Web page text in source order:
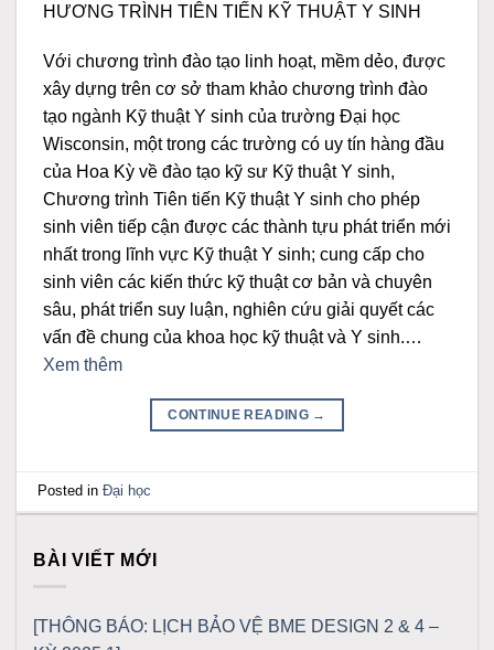
HƯƠNG TRÌNH TIÊN TIẾN KỸ THUẬT Y SINH
Với chương trình đào tạo linh hoạt, mềm dẻo, được
xây dựng trên cơ sở tham khảo chương trình đào
tạo ngành Kỹ thuật Y sinh của trường Đại học
Wisconsin, một trong các trường có uy tín hàng đầu
của Hoa Kỳ về đào tạo kỹ sư Kỹ thuật Y sinh,
Chương trình Tiên tiến Kỹ thuật Y sinh cho phép
sinh viên tiếp cận được các thành tựu phát triển mới
nhất trong lĩnh vực Kỹ thuật Y sinh; cung cấp cho
sinh viên các kiến thức kỹ thuật cơ bản và chuyên
sâu, phát triển suy luận, nghiên cứu giải quyết các
vấn đề chung của khoa học kỹ thuật và Y sinh.…
Xem thêm
CONTINUE READING →
Posted inĐại học
BÀI VIẾT MỚI
[THÔNG BÁO: LỊCH BẢO VỆ BME DESIGN 2 & 4 –